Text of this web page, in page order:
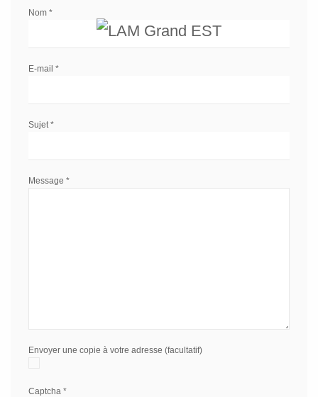
Nom *
E-mail *
Sujet*
Message *
Envoyer une copie à votre adresse (facultatif)
Captcha *